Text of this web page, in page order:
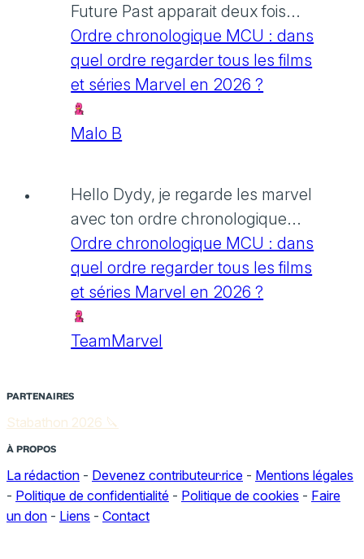
Future Past apparait deux fois...
Ordre chronologique MCU : dans
quel ordre regarder tous les films
et séries Marvel en 2026 ?
Malo B
Hello Dydy, je regarde les marvel
avec ton ordre chronologique...
Ordre chronologique MCU : dans
quel ordre regarder tous les films
et séries Marvel en 2026 ?
TeamMarvel
PARTENAIRES
Stabathon 2026 🔪
À PROPOS
La rédaction - Devenez contributeur·rice - Mentions légales
- Politique de confidentialité - Politique de cookies - Faire
un don - Liens - Contact